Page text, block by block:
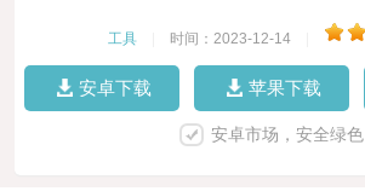
工具 时间：2023-12-14
安卓下载 苹果下载
安卓市场，安全绿色